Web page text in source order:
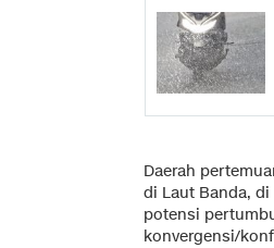
Daerah
di Laut Banda,
potensi
konvergensi/